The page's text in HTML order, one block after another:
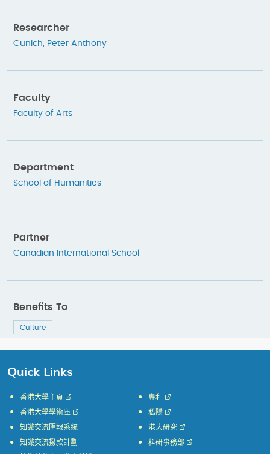
Researcher
Cunich, Peter Anthony
Faculty
Faculty of Arts
Department
School of Humanities
Partner
Canadian International School
Benefits To
Culture
Quick Links
香港大學主頁
香港大學學術庫
知識交流匯報系統
知識交流撥款計劃
專利
私隱
港大研究
科研事務部